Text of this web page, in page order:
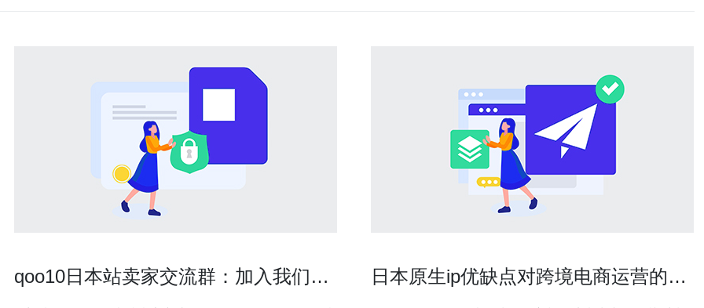
qoo10日本站卖家交流群：加入我们，
日本原生ip优缺点对跨境电商运营的影